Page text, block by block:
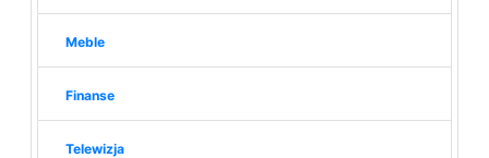
Meble
Finanse
Telewizja